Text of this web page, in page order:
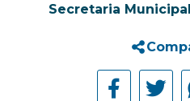
Secretaria